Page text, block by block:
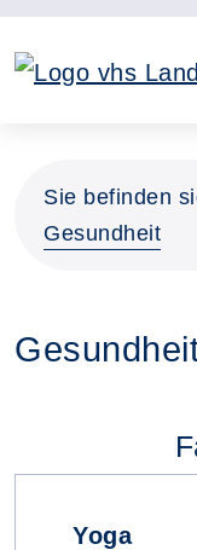
Sie befinden
Gesundheit
Yoga